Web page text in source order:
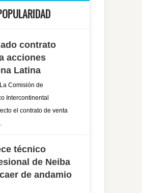
contrato
acciones
Latina
Comisión de
Intercontinental
el contrato de venta
técnico
de Neiba
de andamio